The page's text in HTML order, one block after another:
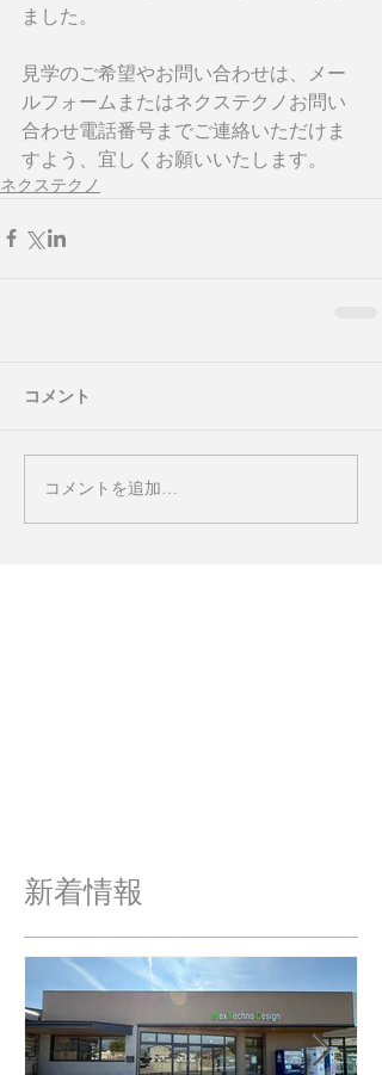
ました。
見学のご希望やお問い合わせは、メー
ルフォームまたはネクステクノお問い
合わせ電話番号までご連絡いただけま
すよう、宜しくお願いいたします。
ネクステクノ
コメント
コメントを追加…
​新着情報